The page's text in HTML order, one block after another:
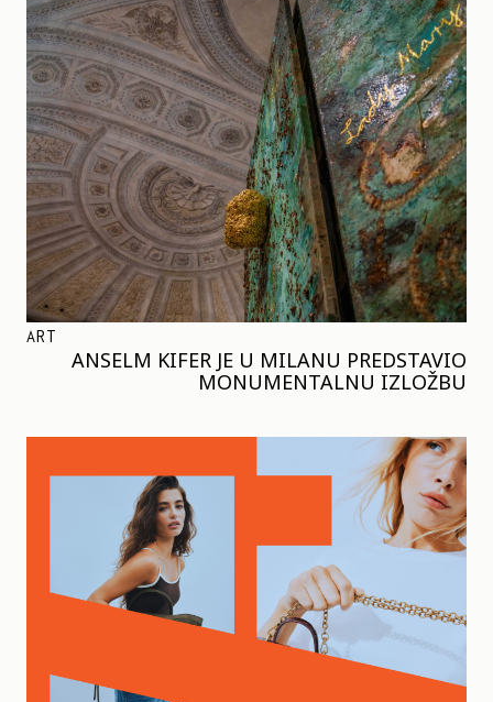
ART
ANSELM KIFER JE U MILANU PREDSTAVIO
MONUMENTALNU IZLOŽBU